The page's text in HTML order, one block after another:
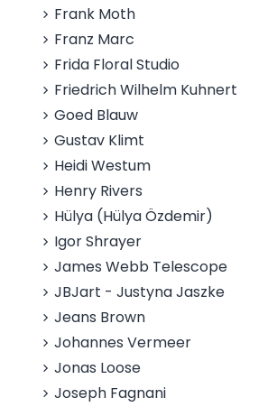
Frank Moth
Franz Marc
Frida Floral Studio
Friedrich Wilhelm Kuhnert
Goed Blauw
Gustav Klimt
Heidi Westum
Henry Rivers
Hülya (Hülya Özdemir)
Igor Shrayer
James Webb Telescope
JBJart - Justyna Jaszke
Jeans Brown
Johannes Vermeer
Jonas Loose
Joseph Fagnani